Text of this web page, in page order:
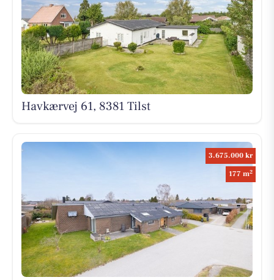
Havkærvej 61, 8381 Tilst
3.675.000 kr
177 m2